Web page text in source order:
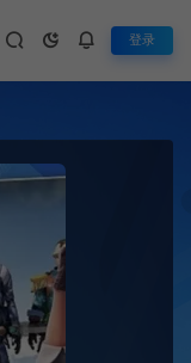
登录